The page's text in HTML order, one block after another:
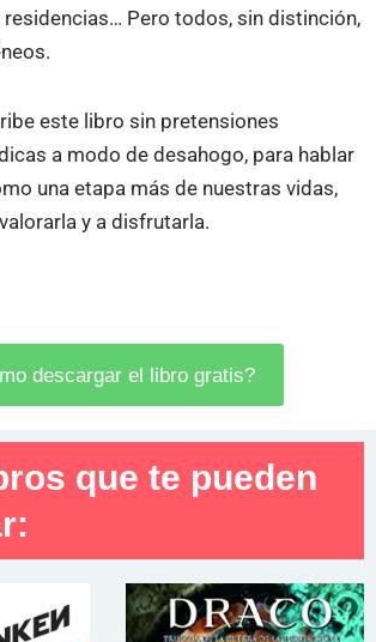
residencias… Pero todos, sin distinción,
este libro sin pretensiones
a modo de desahogo, para hablar
una etapa más de nuestras vidas,
y a disfrutarla.
descargar el libro gratis?
que te pueden